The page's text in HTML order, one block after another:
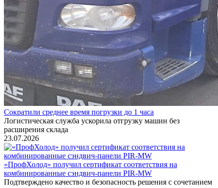
Сократили среднее время погрузки до 1 часа
Логистическая служба ускорила отгрузку машин без
расширения склада
23.07.2026
«ПрофХолод» получил сертификат соответствия на
комбинированные сэндвич‑панели PIR‑MW
Подтверждено качество и безопасность решения с сочетанием